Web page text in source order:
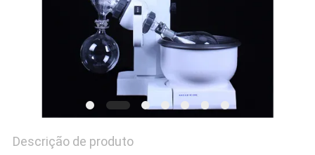
CITAÇÕES
SITE
Descrição de produto